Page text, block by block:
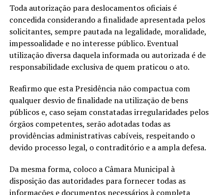
Toda autorização para deslocamentos oficiais é
concedida considerando a finalidade apresentada pelos
solicitantes, sempre pautada na legalidade, moralidade,
impessoalidade e no interesse público. Eventual
utilização diversa daquela informada ou autorizada é de
responsabilidade exclusiva de quem praticou o ato.
Reafirmo que esta Presidência não compactua com
qualquer desvio de finalidade na utilização de bens
públicos e, caso sejam constatadas irregularidades pelos
órgãos competentes, serão adotadas todas as
providências administrativas cabíveis, respeitando o
devido processo legal, o contraditório e a ampla defesa.
Da mesma forma, coloco a Câmara Municipal à
disposição das autoridades para fornecer todas as
informações e documentos necessários à completa